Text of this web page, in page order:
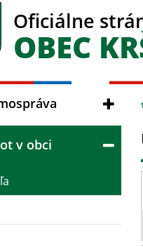
Oficiálne
OBEC
v obci